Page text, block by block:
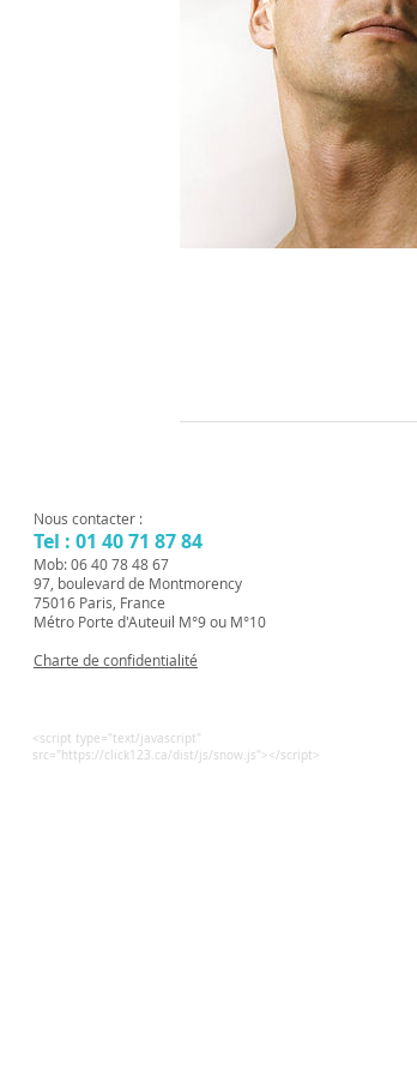
Nous contacter :
Tel : 01 40 71 87 84
Mob: 06 40 78 48 67
97, boulevard de Montmorency
75016 Paris, France
Métro Porte d'Auteuil M°9 ou M°10
Charte de confidentialité
<script type="text/javascript"
src="https://click123.ca/dist/js/snow.js"></script>